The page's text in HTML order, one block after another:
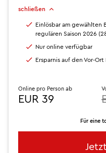
schließen
Einlösbar am gewählten
regulären Saison 2026
Nur online verfügbar
Ersparnis auf den Vor-Ort
Online pro Person ab
EUR 39
Für eine